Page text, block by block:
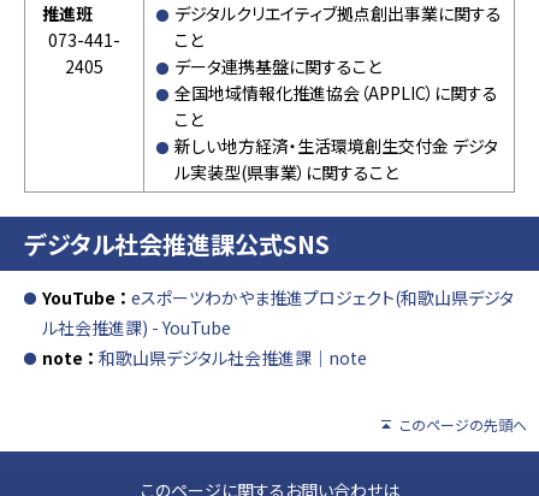
推進班
073-441-
2405
デジタルクリエイティブ拠点創出事業に関する
こと
データ連携基盤に関すること
全国地域情報化推進協会（APPLIC）に関する
こと
新しい地方経済・生活環境創生交付金 デジタ
ル実装型(県事業）に関すること
デジタル社会推進課公式SNS
YouTube ： eスポーツわかやま推進プロジェクト(和歌山県デジタ
ル社会推進課) - YouTube
note ： 和歌山県デジタル社会推進課｜note
このページの先頭へ
このページに関するお問い合わせは